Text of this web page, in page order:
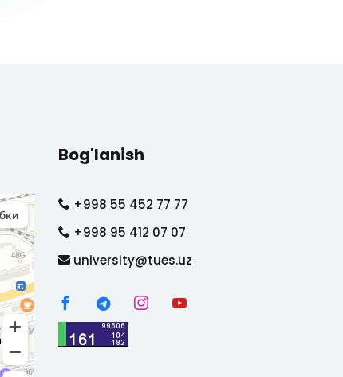
Bog'lanish
+998 55 452 77 77
+998 95 412 07 07
university@tues.uz